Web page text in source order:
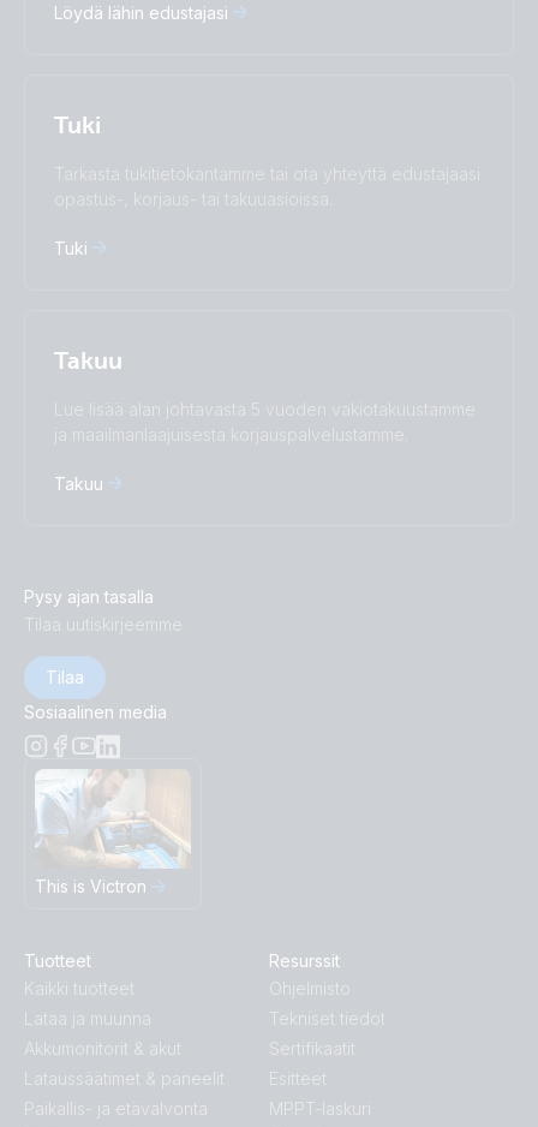
Español
Suomalainen
Svenska
Türkçe
Ελληνικά
Subscribe
Löydä lähin edustajasi
Tuki
Tarkasta tukitietokantamme tai ota yhteyttä edustajaasi
opastus-, korjaus- tai takuuasioissa.
Tuki
Takuu
Lue lisää alan johtavasta 5 vuoden vakiotakuustamme
ja maailmanlaajuisesta korjauspalvelustamme.
Takuu
Pysy ajan tasalla
Tilaa uutiskirjeemme
Tilaa
Sosiaalinen media
This is Victron
Tuotteet
Kaikki tuotteet
Lataa ja muunna
Akkumonitorit & akut
Lataussäätimet & paneelit
Paikallis- ja etävalvonta
Resurssit
Ohjelmisto
Tekniset tiedot
Sertifikaatit
Esitteet
MPPT-laskuri